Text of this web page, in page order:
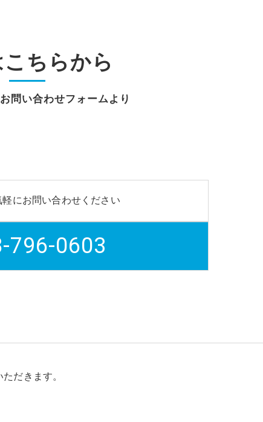
ちらから
問い合わせフォームより
にお問い合わせください
796-0603
だきます。